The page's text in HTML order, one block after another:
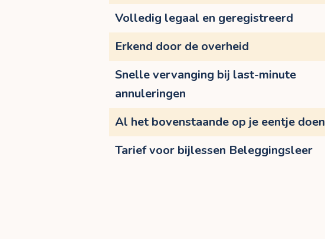
Volledig legaal en geregistreerd
Erkend door de overheid
Snelle vervanging bij last-minute
annuleringen
Al het bovenstaande op je eentje doen
Tarief voor bijlessen Beleggingsleer